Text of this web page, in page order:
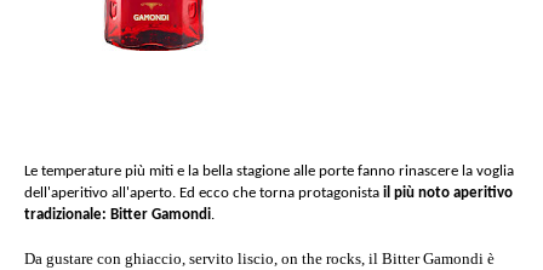
Le temperature più miti e la bella stagione alle porte fanno rinascere la voglia
dell'aperitivo all'aperto. Ed ecco che torna protagonista il più noto aperitivo
tradizionale: Bitter Gamondi.
Da gustare con ghiaccio, servito liscio, on the rocks, il Bitter Gamondi è